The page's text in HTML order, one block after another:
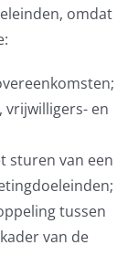
omdat
vrijwilligers- en
sturen van een
tussen
van de